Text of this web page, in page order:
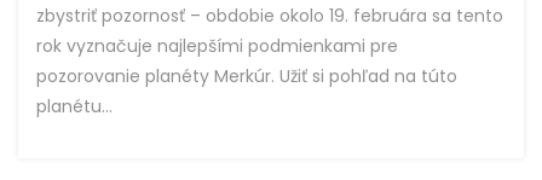
zbystriť pozornosť – obdobie okolo 19. februára sa tento
rok vyznačuje najlepšími podmienkami pre
pozorovanie planéty Merkúr. Užiť si pohľad na túto
planétu...